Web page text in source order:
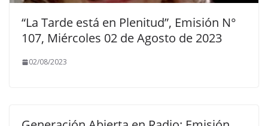
“La Tarde está en Plenitud”, Emisión N°
107, Miércoles 02 de Agosto de 2023
02/08/2023